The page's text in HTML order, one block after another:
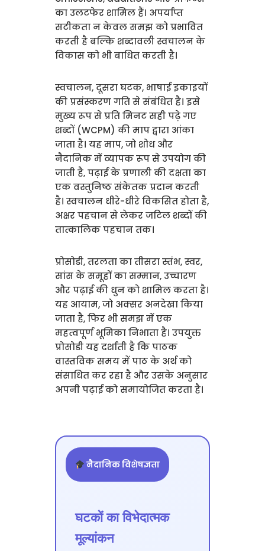
का उलटफेर शामिल हैं। अपर्याप्त
सटीकता न केवल समझ को प्रभावित
करती है बल्कि शब्दावली स्वचालन के
विकास को भी बाधित करती है।
स्वचालन, दूसरा घटक, भाषाई इकाइयों
की प्रसंस्करण गति से संबंधित है। इसे
मुख्य रूप से प्रति मिनट सही पढ़े गए
शब्दों (WCPM) की माप द्वारा आंका
जाता है। यह माप, जो शोध और
नैदानिक में व्यापक रूप से उपयोग की
जाती है, पढ़ाई के प्रणाली की दक्षता का
एक वस्तुनिष्ठ संकेतक प्रदान करती
है। स्वचालन धीरे-धीरे विकसित होता है,
अक्षर पहचान से लेकर जटिल शब्दों की
तात्कालिक पहचान तक।
प्रोसोडी, तरलता का तीसरा स्तंभ, स्वर,
सांस के समूहों का सम्मान, उच्चारण
और पढ़ाई की धुन को शामिल करता है।
यह आयाम, जो अक्सर अनदेखा किया
जाता है, फिर भी समझ में एक
महत्वपूर्ण भूमिका निभाता है। उपयुक्त
प्रोसोडी यह दर्शाती है कि पाठक
वास्तविक समय में पाठ के अर्थ को
संसाधित कर रहा है और उसके अनुसार
अपनी पढ़ाई को समायोजित करता है।
नैदानिक विशेषज्ञता
घटकों का विभेदात्मक
मूल्यांकन